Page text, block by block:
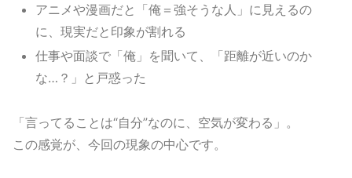
アニメや漫画だと「俺＝強そうな人」に見えるの
に、現実だと印象が割れる
仕事や面談で「俺」を聞いて、「距離が近いのか
な…？」と戸惑った
「言ってることは“自分”なのに、空気が変わる」。
この感覚が、今回の現象の中心です。